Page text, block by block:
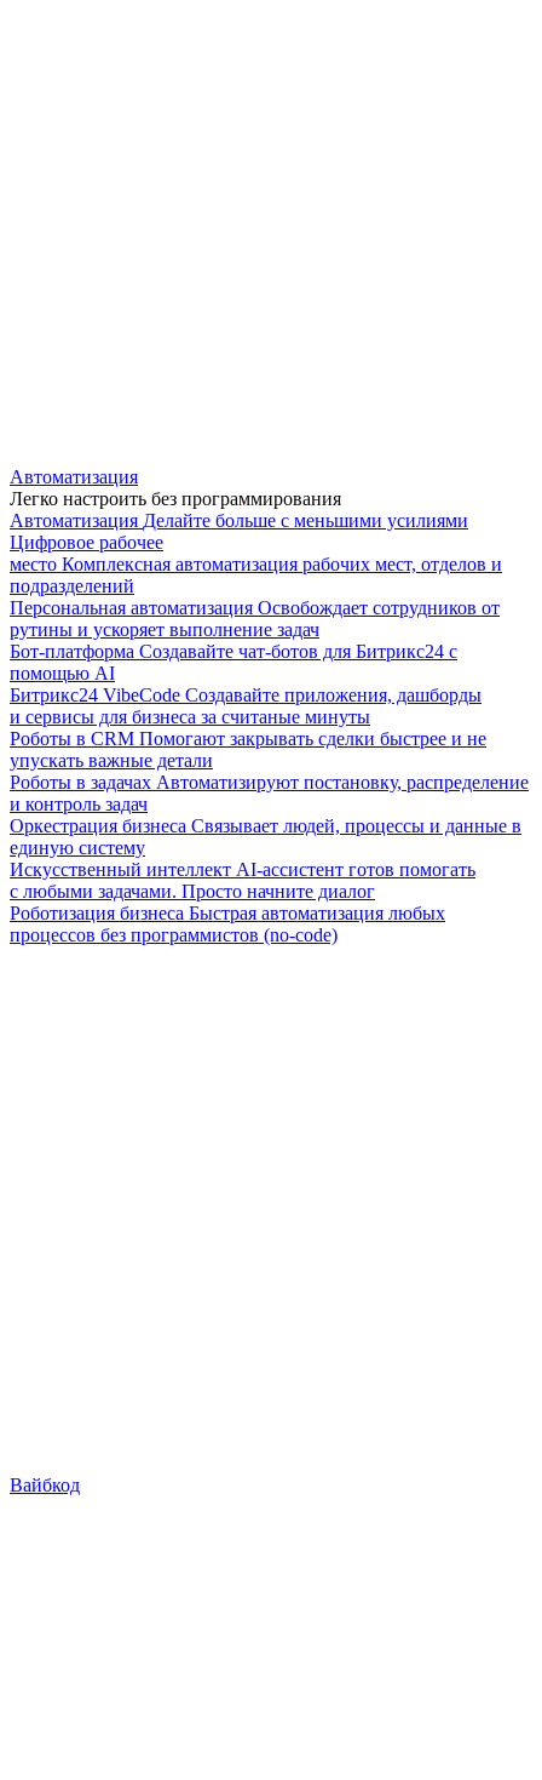
Автоматизация
Легко настроить без программирования
Автоматизация Делайте больше с меньшими усилиями
Цифровое рабочее
место Комплексная автоматизация рабочих мест, отделов и
подразделений
Персональная автоматизация Освобождает сотрудников от
рутины и ускоряет выполнение задач
Бот-платформа Создавайте чат-ботов для Битрикс24 с
помощью AI
Битрикс24 VibeCode Создавайте приложения, дашборды
и сервисы для бизнеса за считаные минуты
Роботы в CRM Помогают закрывать сделки быстрее и не
упускать важные детали
Роботы в задачах Автоматизируют постановку, распределение
и контроль задач
Оркестрация бизнеса Связывает людей, процессы и данные в
единую систему
Искусственный интеллект AI-ассистент готов помогать
с любыми задачами. Просто начните диалог
Роботизация бизнеса Быстрая автоматизация любых
процессов без программистов (no-code)
Вайбкод